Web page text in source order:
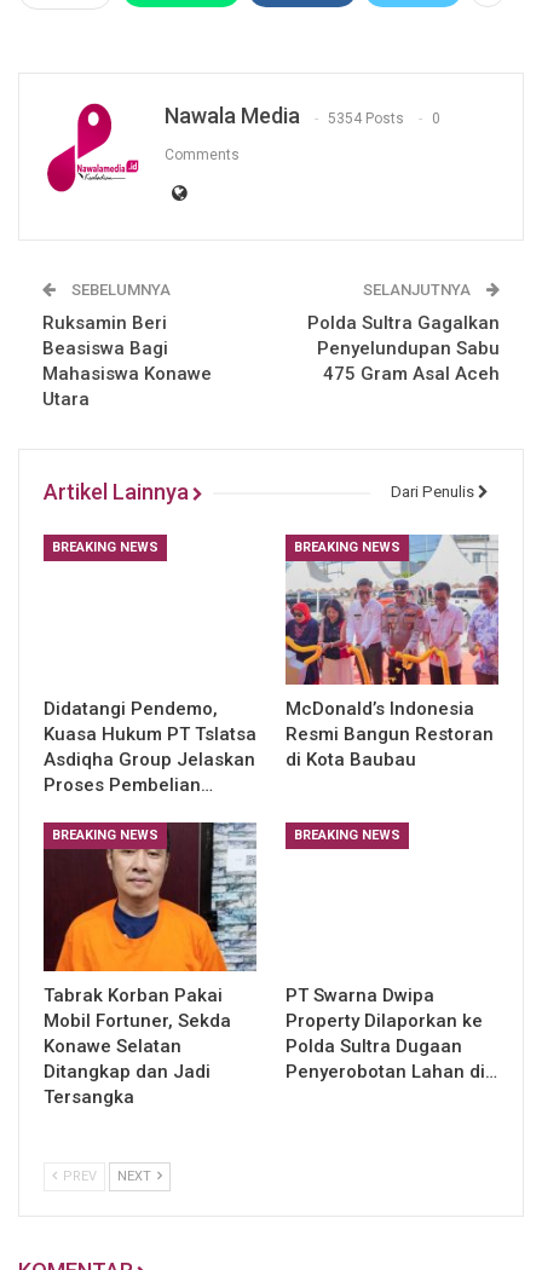
Nawala Media 5354 Posts 0
Comments
SEBELUMNYA
Ruksamin Beri
Beasiswa Bagi
Mahasiswa Konawe
Utara
SELANJUTNYA
Polda Sultra Gagalkan
Penyelundupan Sabu
475 Gram Asal Aceh
Artikel Lainnya Dari Penulis
BREAKING NEWS
Didatangi Pendemo,
Kuasa Hukum PT Tslatsa
Asdiqha Group Jelaskan
Proses Pembelian…
BREAKING NEWS
McDonald’s Indonesia
Resmi Bangun Restoran
di Kota Baubau
BREAKING NEWS
Tabrak Korban Pakai
Mobil Fortuner, Sekda
Konawe Selatan
Ditangkap dan Jadi
Tersangka
BREAKING NEWS
PT Swarna Dwipa
Property Dilaporkan ke
Polda Sultra Dugaan
Penyerobotan Lahan di…
PREV NEXT